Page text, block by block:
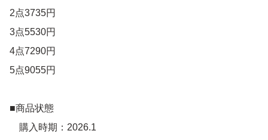
2点3735円
3点5530円
4点7290円
5点9055円
■商品状態
購入時期：2026.1